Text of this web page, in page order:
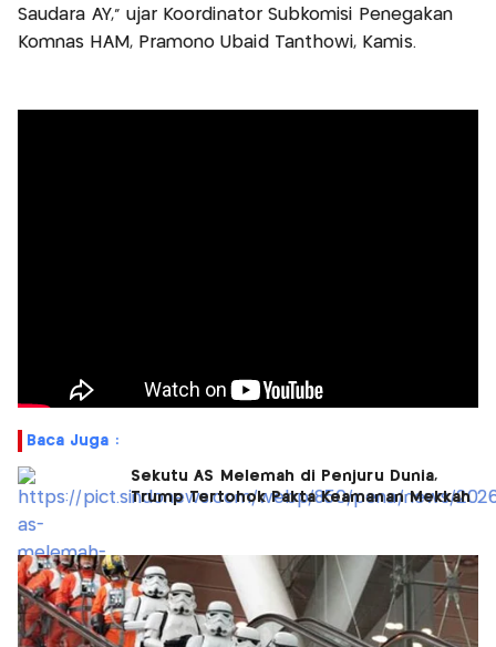
Saudara AY," ujar Koordinator Subkomisi Penegakan
Komnas HAM, Pramono Ubaid Tanthowi, Kamis.
Baca Juga :
Sekutu AS Melemah di Penjuru Dunia,
Trump Tertohok Pakta Keamanan Mekkah